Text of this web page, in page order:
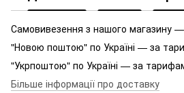
Самовивезення з нашого магазину
"Новою поштою" по Україні — за
"Укрпоштою" по Україні — за
Більше інформації про доставку